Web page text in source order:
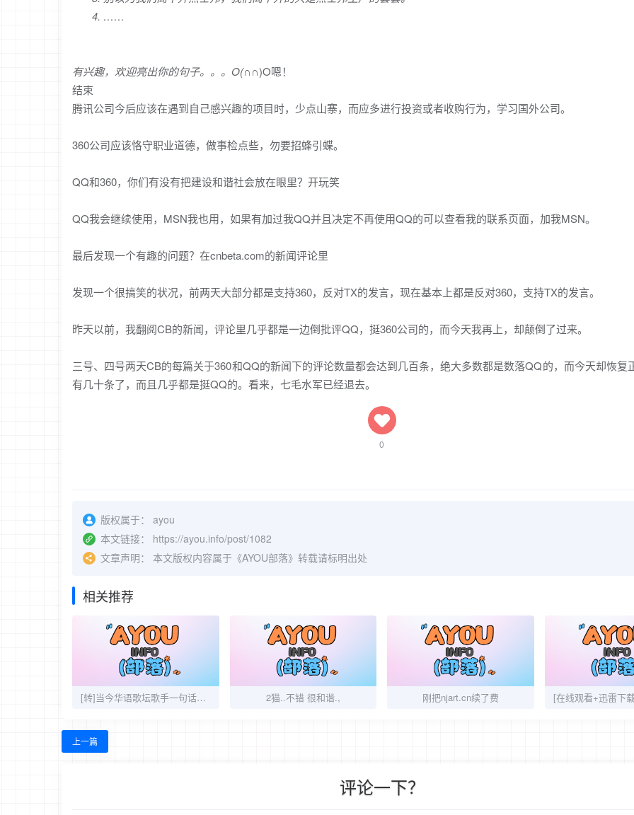
4. ……
有兴趣，欢迎亮出你的句子。。。O(∩∩)O嗯！
结束
腾讯公司今后应该在遇到自己感兴趣的项目时，少点山寨，而应多进行投资或者收购行为，学习国外公司。
360公司应该恪守职业道德，做事检点些，勿要招蜂引蝶。
QQ和360，你们有没有把建设和谐社会放在眼里？开玩笑
QQ我会继续使用，MSN我也用，如果有加过我QQ并且决定不再使用QQ的可以查看我的联系页面，加我MSN。
最后发现一个有趣的问题？在cnbeta.com的新闻评论里
发现一个很搞笑的状况，前两天大部分都是支持360，反对TX的发言，现在基本上都是反对360，支持TX的发言。
昨天以前，我翻阅CB的新闻，评论里几乎都是一边倒批评QQ，挺360公司的，而今天我再上，却颠倒了过来。
三号、四号两天CB的每篇关于360和QQ的新闻下的评论数量都会达到几百条，绝大多数都是数落QQ的，而今天却恢复
有几十条了，而且几乎都是挺QQ的。看来，七毛水军已经退去。
0
版权属于：
ayou
本文链接：
https://ayou.info/post/1082
文章声明：
本文版权内容属于《AYOU部落》转载请标明出处
相关推荐
[转]当今华语歌坛歌手一句话点评 2猫..不错 很和谐., 刚把njart.cn续了费
上一篇
评论一下？